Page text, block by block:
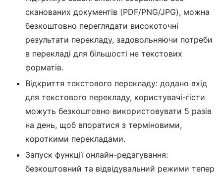
сканованих документів (PDF/PNG/JPG), можна
безкоштовно переглядати високоточні
результати перекладу, задовольняючи потреби
в перекладі для більшості не текстових
форматів.
Відкриття текстового перекладу: додано вхід
для текстового перекладу, користувачі-гісти
можуть безкоштовно використовувати 5 разів
на день, щоб впоратися з терміновими,
короткими перекладами.
Запуск функції онлайн-редагування:
безкоштовний та відвідувальний режими тепер